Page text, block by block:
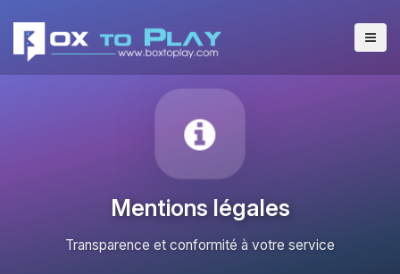
Mentions légales
Transparence et conformité à votre service